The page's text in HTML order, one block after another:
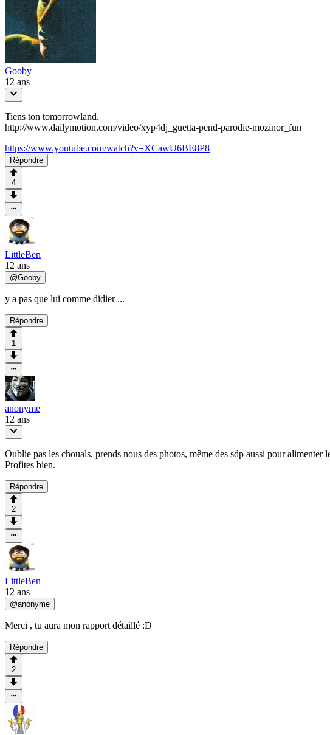
Gooby
12 ans
Tiens ton tomorrowland.
http://www.dailymotion.com/video/xyp4dj_guetta-pend-parodie-mozinor_fun
https://www.youtube.com/watch?v=XCawU6BE8P8
Répondre
4
LittleBen
12 ans
@Gooby
y a pas que lui comme didier ...
Répondre
1
anonyme
12 ans
Oublie pas les chouals, prends nous des photos, même des sdp aussi pour alimenter
Profites bien.
Répondre
2
LittleBen
12 ans
@anonyme
Merci , tu aura mon rapport détaillé :D
Répondre
2